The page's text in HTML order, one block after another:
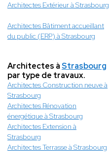
Architectes Extérieur à Strasbourg
Architectes Bâtiment accueillant
du public (ERP) à Strasbourg
Architectes àStrasbourg
par type de travaux.
Architectes Construction neuve à
Strasbourg
Architectes Rénovation
énergétique à Strasbourg
Architectes Extension à
Strasbourg
Architectes Terrasse à Strasbourg